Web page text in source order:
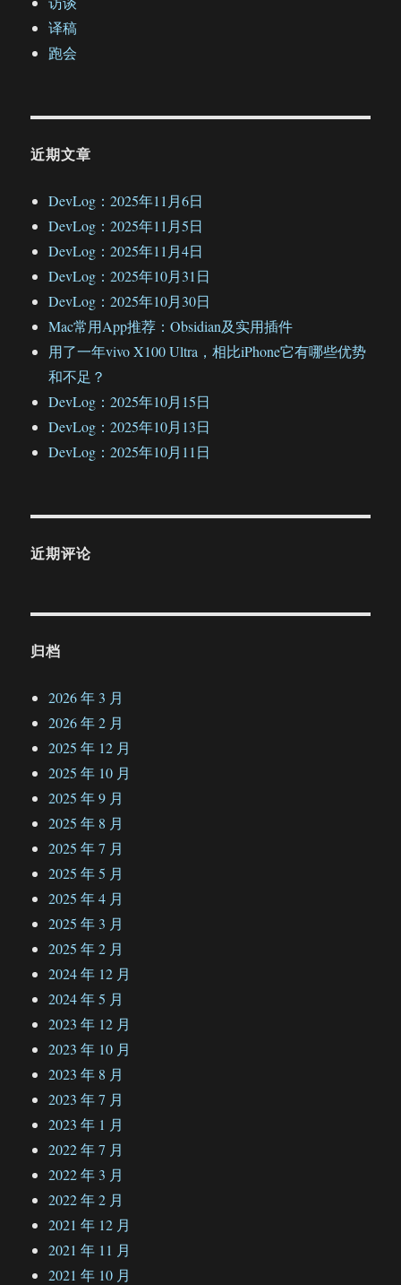
译稿
跑会
近期文章
DevLog：2025年11月6日
DevLog：2025年11月5日
DevLog：2025年11月4日
DevLog：2025年10月31日
DevLog：2025年10月30日
Mac常用App推荐：Obsidian及实用插件
用了一年vivo X100 Ultra，相比iPhone它有哪些优势
和不足？
DevLog：2025年10月15日
DevLog：2025年10月13日
DevLog：2025年10月11日
近期评论
归档
2026 年 3 月
2026 年 2 月
2025 年 12 月
2025 年 10 月
2025 年 9 月
2025 年 8 月
2025 年 7 月
2025 年 5 月
2025 年 4 月
2025 年 3 月
2025 年 2 月
2024 年 12 月
2024 年 5 月
2023 年 12 月
2023 年 10 月
2023 年 8 月
2023 年 7 月
2023 年 1 月
2022 年 7 月
2022 年 3 月
2022 年 2 月
2021 年 12 月
2021 年 11 月
2021 年 10 月